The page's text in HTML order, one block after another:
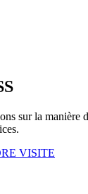
sur la manière
VISITE